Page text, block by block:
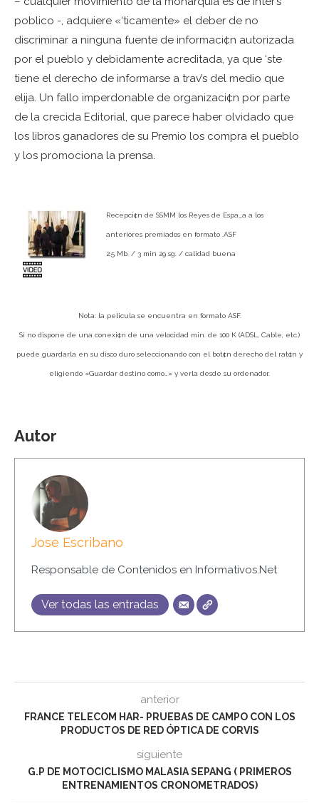
poblico -, adquiere «‘ticamente» el deber de no
discriminar a ninguna fuente de informaci¢n autorizada
por el pueblo y debidamente acreditada, ya que ‘ste
tiene el derecho de informarse a trav’s del medio que
elija. Un fallo imperdonable de organizaci¢n por parte
de la crecida Editorial, que parece haber olvidado que
los libros ganadores de su Premio los compra el pueblo
y los promociona la prensa.
Recepci¢n de SSMM los Reyes de Espa_a a los
anteriores premiados en formato .ASF
2,5 Mb. / 3 min 29 sg. / calidad buena
Nota: la pel¡cula se encuentra en formato ASF.
Si no dispone de una conexi¢n de una velocidad m¡n. de 100 K (ADSL, Cable, etc.)
puede guardarla en su disco duro seleccionando con el bot¢n derecho del rat¢n y
eligiendo «Guardar destino como…» y verla desde su ordenador.
Autor
Jose Escribano
Responsable de Contenidos en Informativos.Net
Ver todas las entradas
anterior
FRANCE TELECOM HAR- PRUEBAS DE CAMPO CON LOS
PRODUCTOS DE RED ÓPTICA DE CORVIS
siguiente
G.P DE MOTOCICLISMO MALASIA SEPANG ( PRIMEROS
ENTRENAMIENTOS CRONOMETRADOS)